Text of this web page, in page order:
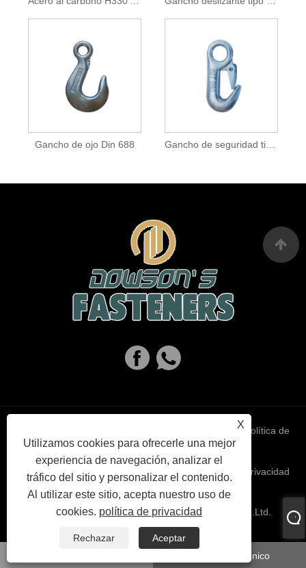
Gancho de ojo Din 688
X
Utilizamos cookies para ofrecerle una mejor
experiencia de navegación, analizar el
tráfico del sitio y personalizar el contenido.
Al utilizar este sitio, acepta nuestro uso de
cookies. política de privacidad
Rechazar
Aceptar
Correo electrónico
política de
privacidad
Copyright © 2023 Haiyan Dowson's Fasteners Co,.Ltd.
Reservados todos los derechos.